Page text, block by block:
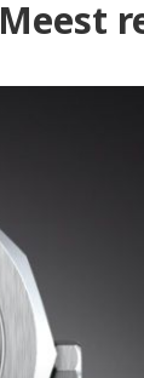
Meest